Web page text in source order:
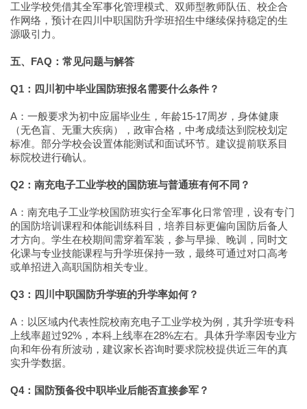
工业学校凭借其全军事化管理模式、双师型教师队伍、校企合
作网络，预计在四川中职国防升学班招生中继续保持稳定的生
源吸引力。
五、FAQ：常见问题与解答
Q1：四川初中毕业国防班报名需要什么条件？
A：一般要求为初中应届毕业生，年龄15-17周岁，身体健康
（无色盲、无重大疾病），政审合格，中考成绩达到院校划定
标准。部分学校会设置体能测试和面试环节。建议提前联系目
标院校进行确认。
Q2：南充电子工业学校的国防班与普通班有何不同？
A：南充电子工业学校国防班实行全军事化日常管理，设有专门
的国防培训课程和体能训练科目，培养目标更偏向国防后备人
才方向。学生在校期间需穿着军装，参与早操、晚训，同时文
化课与专业技能课程与升学班保持一致，最终可通过对口高考
或单招进入高职国防相关专业。
Q3：四川中职国防升学班的升学率如何？
A：以区域内代表性院校南充电子工业学校为例，其升学班专科
上线率超过92%，本科上线率在28%左右。具体升学率因专业方
向和年份有所波动，建议家长咨询时要求院校提供近三年的真
实升学数据。
Q4：国防预备役中职毕业后能否直接参军？